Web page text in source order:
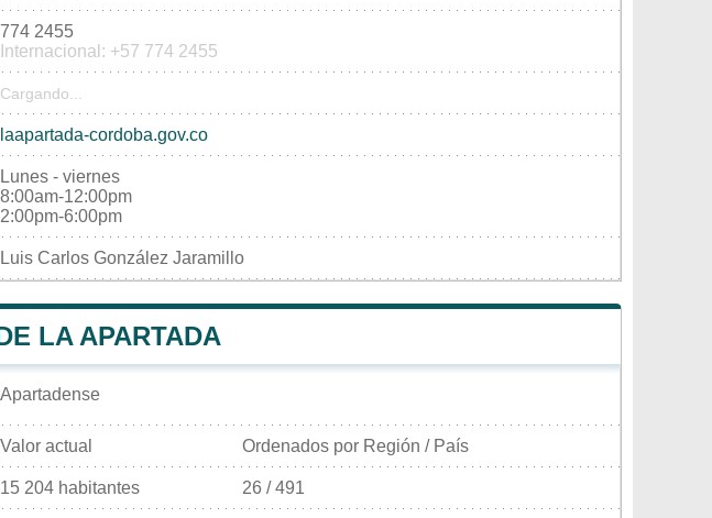
774 2455
Internacional: +57 774 2455
Cargando...
laapartada-cordoba.gov.co
Lunes - viernes
8:00am-12:00pm
2:00pm-6:00pm
Luis Carlos González Jaramillo
LA APARTADA
Apartadense
Valor actual Ordenados por Región / País
15 204 habitantes 26 / 491